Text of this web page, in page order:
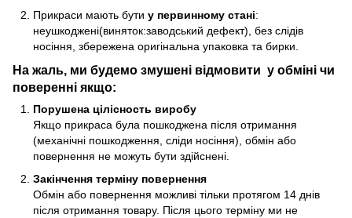
Прикраси мають бути у первинному стані:
неушкоджені(виняток:заводський дефект), без слідів
носіння, збережена оригінальна упаковка та бирки.
На жаль, ми будемо змушені відмовити у обміні чи
поверенні якщо:
Порушена цілісность виробу
Якщо прикраса була пошкоджена після отримання
(механічні пошкодження, сліди носіння), обмін або
повернення не можуть бути здійснені.
Закінчення терміну повернення
Обмін або повернення можливі тільки протягом 14 днів
після отримання товару. Після цього терміну ми не